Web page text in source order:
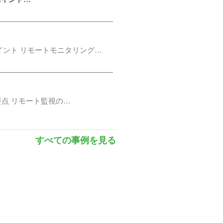
ント リモートモニタリング…
点 リモート監視の…
すべての事例を見る